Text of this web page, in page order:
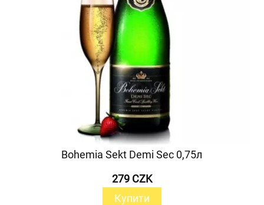
Bohemia Sekt Demi Sec 0,75л
279 CZK
Купити